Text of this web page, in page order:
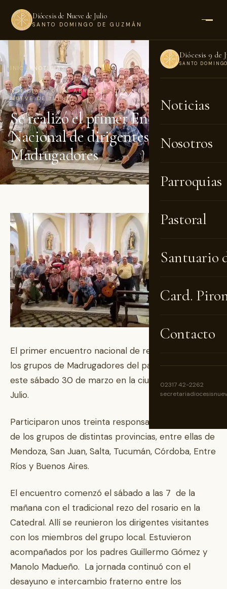
Diócesis de Nueve de Julio
SANTO DOMINGO DE GUZMÁN
Diócesis 9 de
SANTO
Noticias
Nosotros
Parroquias
Pastoral
Santuario
Card.
Contacto
02317 42-2262
INICIO NOTICIAS
NOTICIAS · 01 DE ABRIL DE 2019 · POR DIÓCESIS DE
NUEVE DE JULIO
Se realizó el primer Encuentro
Nacional de dirigentes
Madrugadores
El primer encuentro nacional de responsables de
los grupos de Madrugadores del país se realizó
este sábado 30 de marzo en la ciudad de Nueve de
Julio.
Participaron unos treinta responsables (servidores)
de los grupos de distintas provincias, entre ellas de
Mendoza, San Juan, Salta, Tucumán, Córdoba, Entre
Ríos y Buenos Aires.
El encuentro comenzó el sábado a las 7 de la
mañana con el tradicional rezo del rosario en la
Catedral. Allí se reunieron los dirigentes visitantes
con los miembros del grupo local. Estuvieron
acompañados por los padres Guillermo Gómez y
Manolo Madueño. La jornada continuó con el
desayuno e intercambio fraterno entre los